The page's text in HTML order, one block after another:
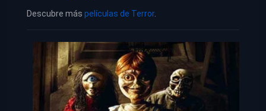
Descubre más películas de Terror.